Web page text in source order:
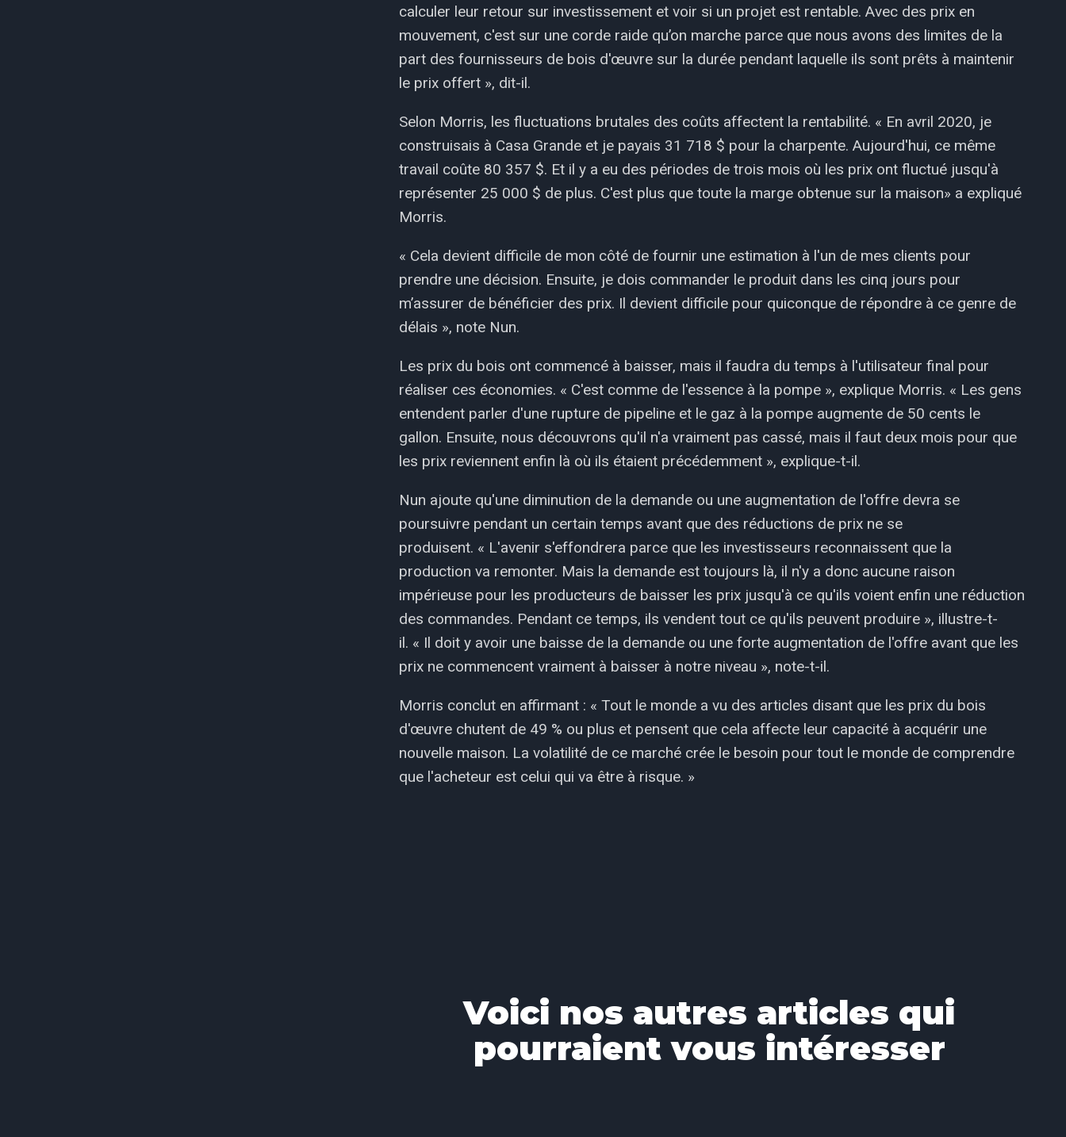
calculer leur retour sur investissement et voir si un projet est rentable. Avec des prix en
mouvement, c'est sur une corde raide qu’on marche parce que nous avons des limites de la
part des fournisseurs de bois d'œuvre sur la durée pendant laquelle ils sont prêts à maintenir
le prix offert », dit-il.
Selon Morris, les fluctuations brutales des coûts affectent la rentabilité. « En avril 2020, je
construisais à Casa Grande et je payais 31 718 $ pour la charpente. Aujourd'hui, ce même
travail coûte 80 357 $. Et il y a eu des périodes de trois mois où les prix ont fluctué jusqu'à
représenter 25 000 $ de plus. C'est plus que toute la marge obtenue sur la maison» a expliqué
Morris.
« Cela devient difficile de mon côté de fournir une estimation à l'un de mes clients pour
prendre une décision. Ensuite, je dois commander le produit dans les cinq jours pour
m’assurer de bénéficier des prix. Il devient difficile pour quiconque de répondre à ce genre de
délais », note Nun.
Les prix du bois ont commencé à baisser, mais il faudra du temps à l'utilisateur final pour
réaliser ces économies. « C'est comme de l'essence à la pompe », explique Morris. « Les gens
entendent parler d'une rupture de pipeline et le gaz à la pompe augmente de 50 cents le
gallon. Ensuite, nous découvrons qu'il n'a vraiment pas cassé, mais il faut deux mois pour que
les prix reviennent enfin là où ils étaient précédemment », explique-t-il.
Nun ajoute qu'une diminution de la demande ou une augmentation de l'offre devra se
poursuivre pendant un certain temps avant que des réductions de prix ne se
produisent. « L'avenir s'effondrera parce que les investisseurs reconnaissent que la
production va remonter. Mais la demande est toujours là, il n'y a donc aucune raison
impérieuse pour les producteurs de baisser les prix jusqu'à ce qu'ils voient enfin une réduction
des commandes. Pendant ce temps, ils vendent tout ce qu'ils peuvent produire », illustre-t-
il. « Il doit y avoir une baisse de la demande ou une forte augmentation de l'offre avant que les
prix ne commencent vraiment à baisser à notre niveau », note-t-il.
Morris conclut en affirmant : « Tout le monde a vu des articles disant que les prix du bois
d'œuvre chutent de 49 % ou plus et pensent que cela affecte leur capacité à acquérir une
nouvelle maison. La volatilité de ce marché crée le besoin pour tout le monde de comprendre
que l'acheteur est celui qui va être à risque. »
Voici nos autres articles qui
pourraient vous intéresser